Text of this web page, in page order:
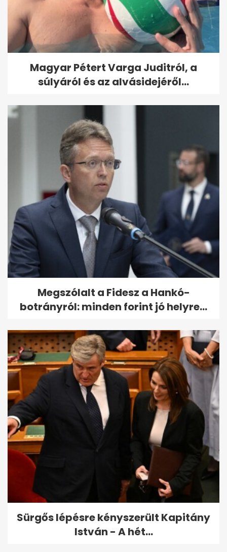
Magyar Pétert Varga Juditról, a
súlyáról és az alvásidejéről...
Megszólalt a Fidesz a Hankó-
botrányról: minden forint jó helyre...
Sürgős lépésre kényszerült Kapitány
István - A hét...